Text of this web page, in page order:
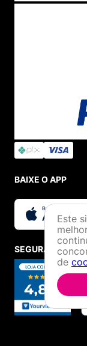
BAIXE O APP
SEGURANÇA E
Este
de